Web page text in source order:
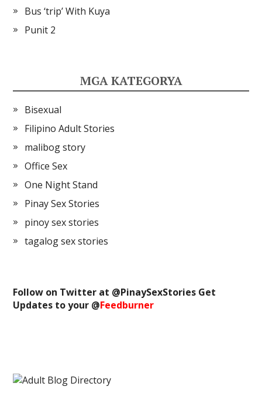
Bus ‘trip’ With Kuya
Punit 2
MGA KATEGORYA
Bisexual
Filipino Adult Stories
malibog story
Office Sex
One Night Stand
Pinay Sex Stories
pinoy sex stories
tagalog sex stories
Follow on Twitter at @PinaySexStories Get
Updates to your @Feedburner